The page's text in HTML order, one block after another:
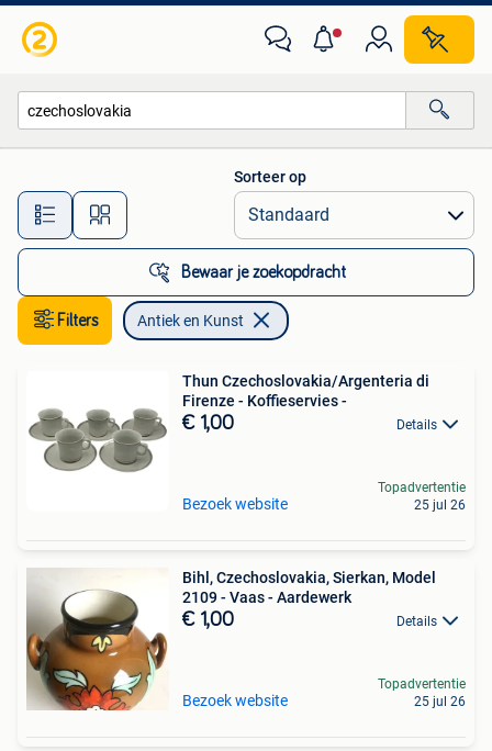
Alle afstanden…
Sorteer op
Bewaar je zoekopdracht
Filters Antiek en Kunst
Thun Czechoslovakia/Argenteria di
Firenze - Koffieservies -
€ 1,00 Details
Bezoek website
Topadvertentie
25 jul 26
Bihl, Czechoslovakia, Sierkan, Model
2109 - Vaas - Aardewerk
€ 1,00 Details
Bezoek website
Topadvertentie
25 jul 26